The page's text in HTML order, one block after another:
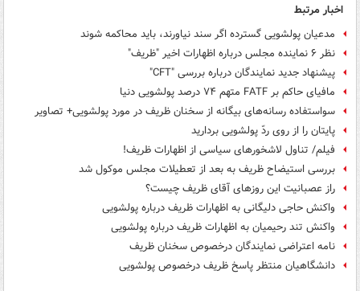
اخبار مرتبط
مدعیان پولشویی گسترده اگر سند نیاورند، باید محاکمه شوند
نظر ۶ نماینده مجلس درباره اظهارات اخیر "ظریف"
پیشنهاد جدید نمایندگان درباره بررسی "CFT"
مافیای حاکم بر FATF متهم ۷۴ درصد پولشویی دنیا
سواستفاده رسانه‌های بیگانه از سخنان ظریف در مورد پولشویی+ تصاویر
پایتان را از روی ردّ پولشویی بردارید
فیلم/ تناول لاشخورهای سیاسی از اظهارات ظریف!
بررسی استیضاح ظریف به بعد از تعطیلات مجلس موکول شد
راز عصبانیت این روزهای آقای ظریف چیست؟
واکنش حاجی دلیگانی به اظهارات ظریف درباره پولشویی
واکنش تند رحیمیان به اظهارات ظریف درباره پولشویی
نامه اعتراضی نمایندگان درخصوص سخنان ظریف
دانشگاهیان منتظر پاسخ ظریف درخصوص پولشویی